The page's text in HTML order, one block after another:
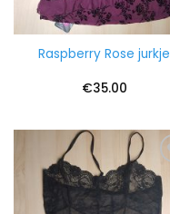
Raspberry Rose jurkje
€35.00